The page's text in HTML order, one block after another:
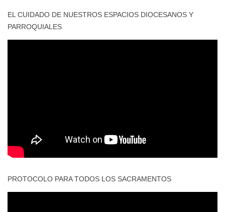
EL CUIDADO DE NUESTROS ESPACIOS DIOCESANOS Y
PARROQUIALES
PROTOCOLO PARA TODOS LOS SACRAMENTOS